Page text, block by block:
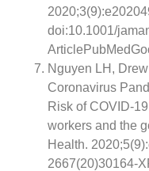
doi:10.1001/
Nguyen LH,
Coronavirus
Risk of COVID-
workers and the
Health.
2667(20)30164-